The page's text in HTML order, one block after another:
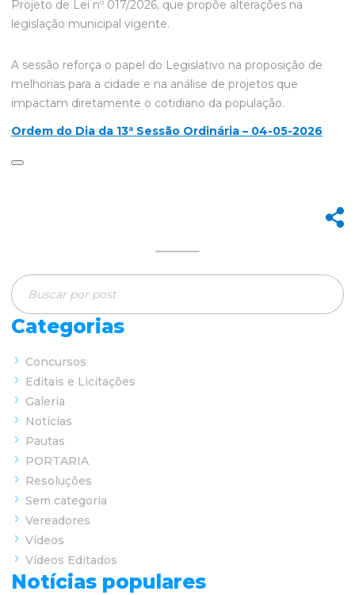
Projeto de Lei nº 017/2026, que propõe alterações na
legislação municipal vigente.
A sessão reforça o papel do Legislativo na proposição de
melhorias para a cidade e na análise de projetos que
impactam diretamente o cotidiano da população.
Ordem do Dia da 13ª Sessão Ordinária – 04-05-2026
Categorias
Concursos
Editais e Licitações
Galeria
Notícias
Pautas
PORTARIA
Resoluções
Sem categoria
Vereadores
Vídeos
Vídeos Editados
Notícias populares